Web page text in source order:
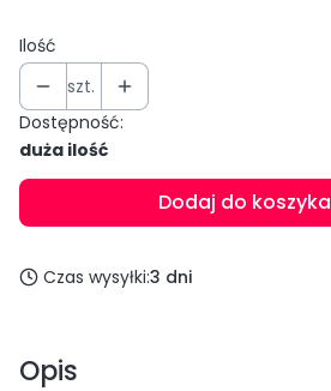
Ilość
szt.
Dostępność:
duża ilość
Dodaj do koszyka
Czas wysyłki:3 dni
Opis